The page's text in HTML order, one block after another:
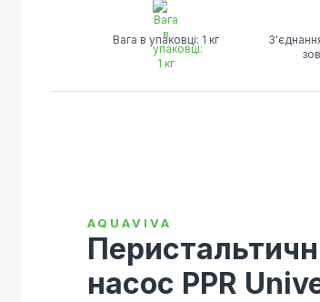
Вага в упаковці: 1 кг
AQUAVIVA
насос PPR